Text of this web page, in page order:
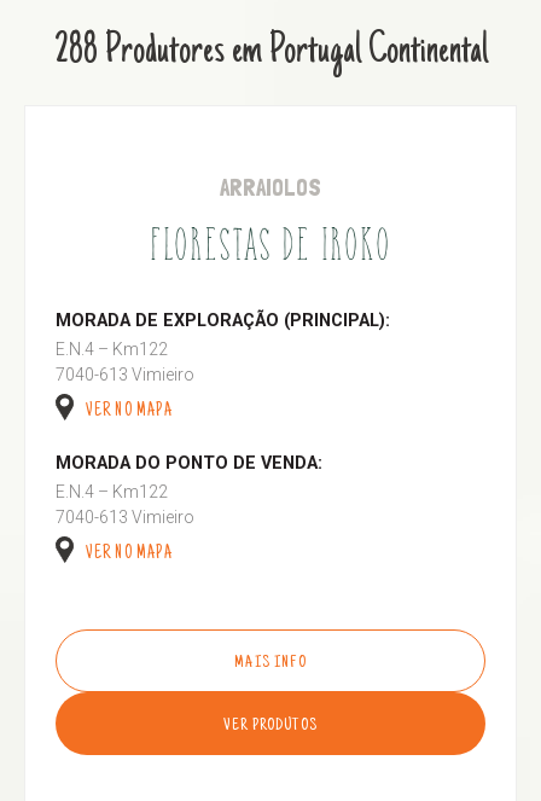
288 Produtores em Portugal Continental
ARRAIOLOS
FLORESTAS DE IROKO
MORADA DE EXPLORAÇÃO (PRINCIPAL):
E.N.4 – Km122
7040-613 Vimieiro
VER NO MAPA
MORADA DO PONTO DE VENDA:
E.N.4 – Km122
7040-613 Vimieiro
VER NO MAPA
MAIS INFO
VER PRODUTOS